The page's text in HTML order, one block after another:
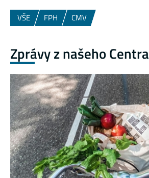
VŠE FPH CMV
Zprávy z našeho Centra